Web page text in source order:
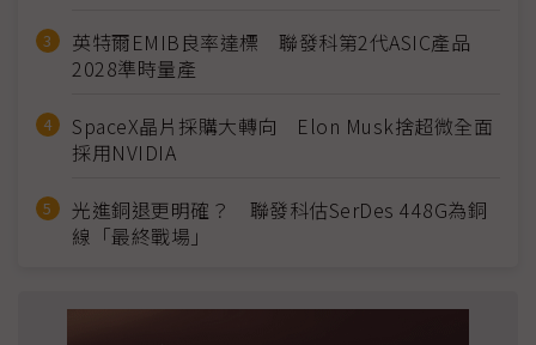
英特爾EMIB良率達標 聯發科第2代ASIC產品
2028準時量產
SpaceX晶片採購大轉向 Elon Musk捨超微全面
採用NVIDIA
光進銅退更明確？ 聯發科估SerDes 448G為銅
線「最終戰場」